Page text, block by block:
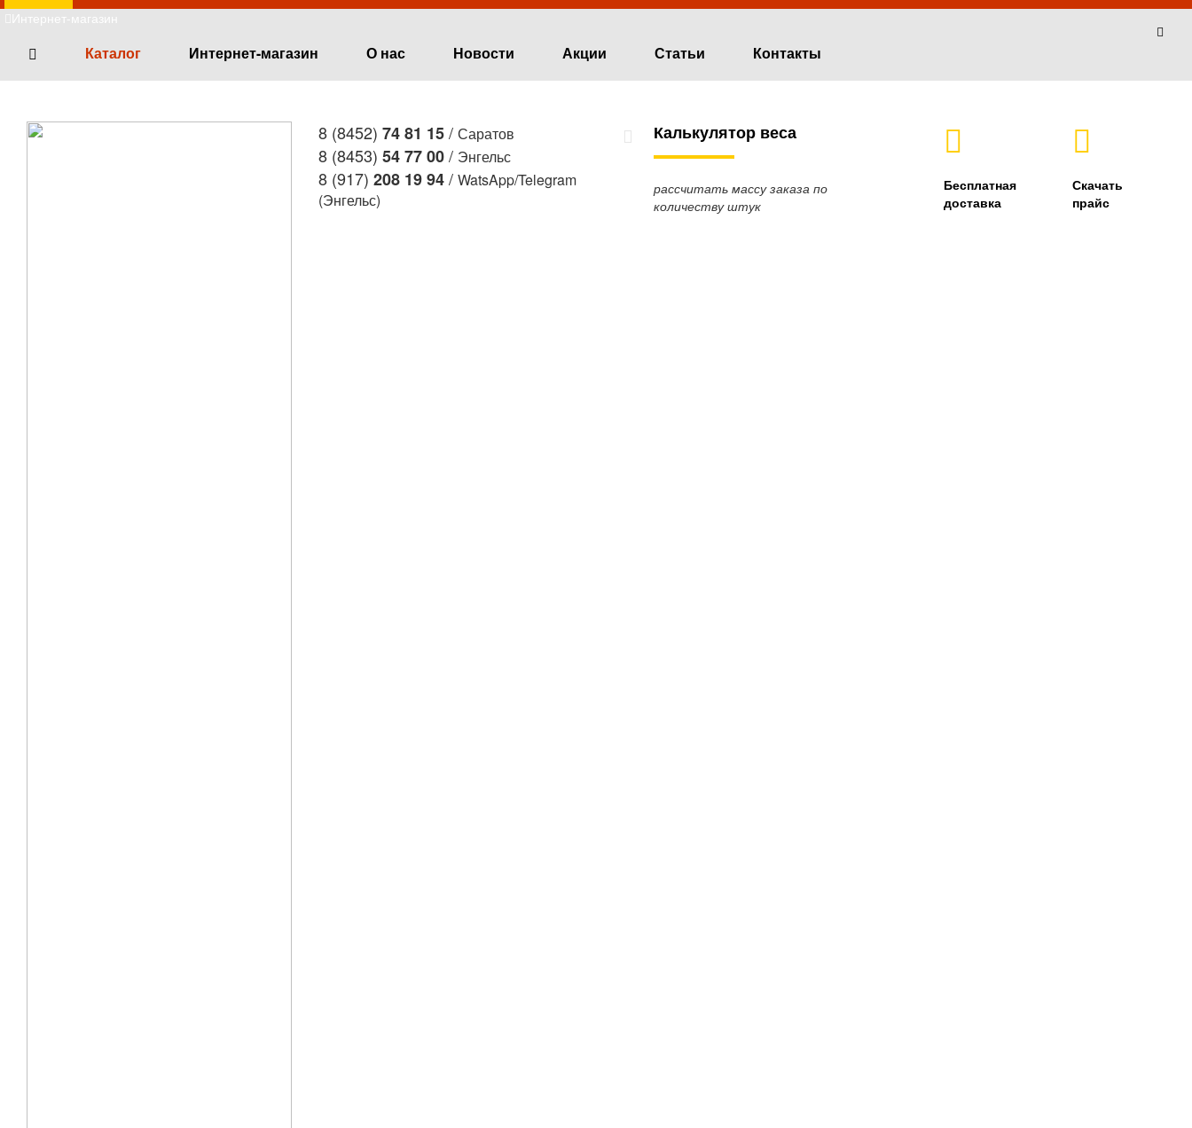
Интернет-магазин
Каталог Интернет-магазин О нас Новости Акции Статьи Контакты
8 (8452) 74 81 15/ Саратов
8 (8453) 54 77 00/ Энгельс
8 (917) 208 19 94/ WatsApp/Telegram
(Энгельс)
Калькулятор веса
рассчитать массу заказа по
количеству штук
Скачать
прайс
Бесплатная
доставка